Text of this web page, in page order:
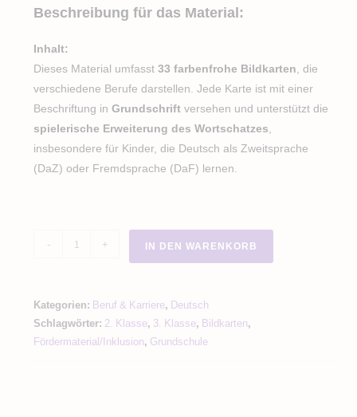
Beschreibung für das Material:
Inhalt:
Dieses Material umfasst33 farbenfrohe Bildkarten, die
verschiedene Berufe darstellen. Jede Karte ist mit einer
Beschriftung inGrundschrift versehen und unterstützt die
spielerische Erweiterung des Wortschatzes,
insbesondere für Kinder, die Deutsch als Zweitsprache
(DaZ) oder Fremdsprache (DaF) lernen.
- + IN DEN WARENKORB
Kategorien: Beruf & Karriere, Deutsch
Schlagwörter: 2. Klasse, 3. Klasse, Bildkarten,
Fördermaterial/Inklusion, Grundschule